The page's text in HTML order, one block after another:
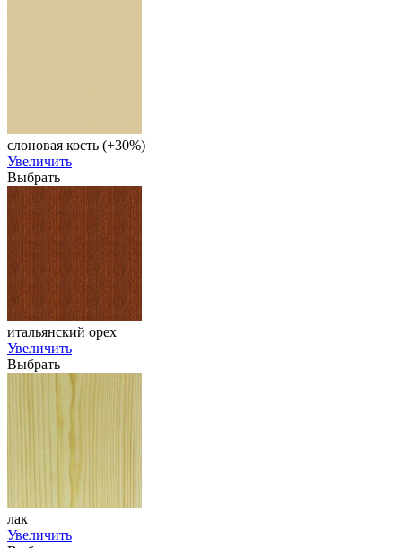
слоновая кость (+30%)
Увеличить
Выбрать
итальянский орех
Увеличить
Выбрать
лак
Увеличить